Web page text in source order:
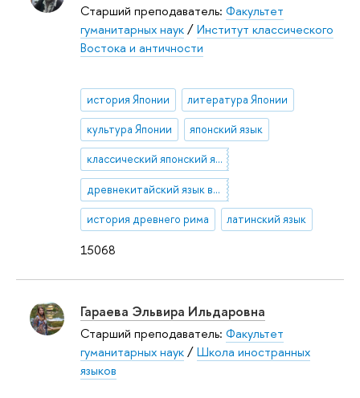
15068
Старший преподаватель: Факультет
гуманитарных наук/Институт классического
Востока и античности
история Японии литература Японии
культура Японии японский язык
классический японский язык
древнекитайский язык вэньянь
история древнего рима латинский язык
Гараева Эльвира Ильдаровна
Старший преподаватель: Факультет
гуманитарных наук/Школа иностранных
языков